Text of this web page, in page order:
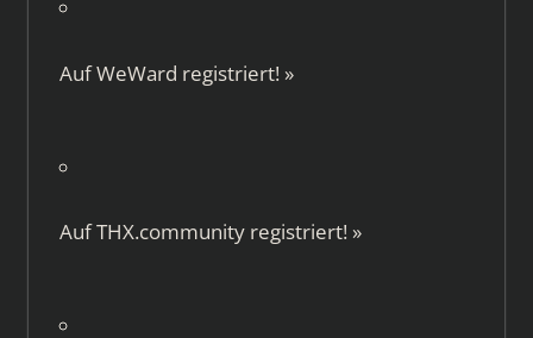
AufWeWard registriert! »
AufTHX.communityregistriert! »